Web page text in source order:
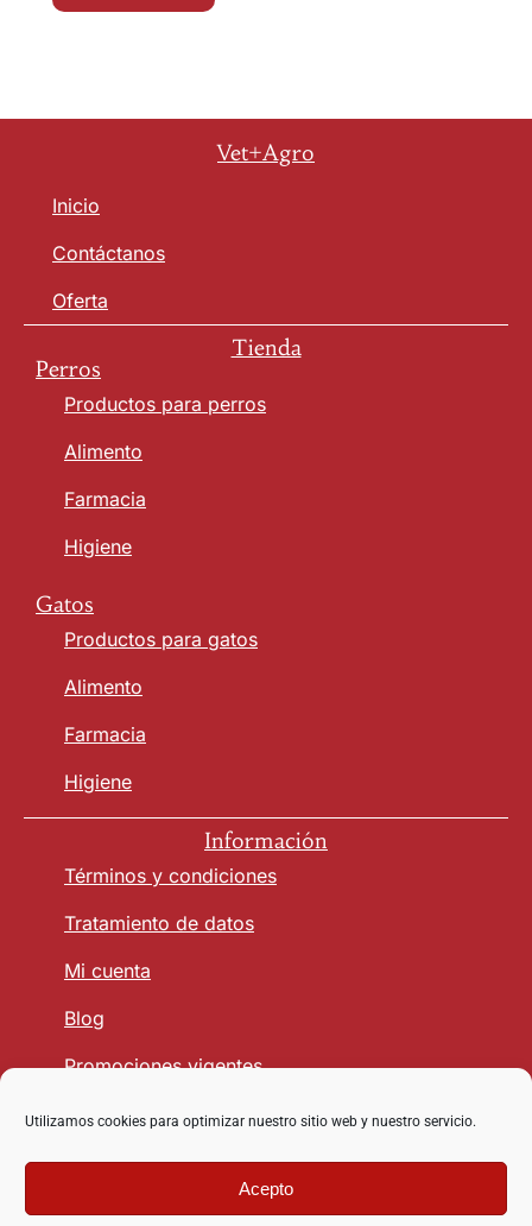
Utilizamos cookies para optimizar nuestro sitio web y nuestro servicio.
Acepto
Vet+Agro
Inicio
Contáctanos
Oferta
Tienda
Perros
Productos para perros
Alimento
Farmacia
Higiene
Gatos
Productos para gatos
Alimento
Farmacia
Higiene
Información
Términos y condiciones
Tratamiento de datos
Mi cuenta
Blog
Promociones vigentes
Seguridad y Confianza